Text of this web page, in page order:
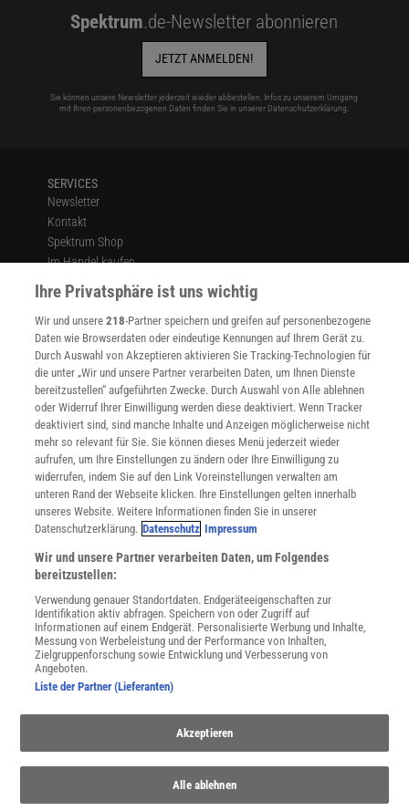
Spektrum.de-Newsletter abonnieren
JETZT ANMELDEN!
Sie können unsere Newsletter jederzeit wieder abbestellen. Infos zu unserem Umgang
mit Ihren personenbezogenen Daten finden Sie in unserer Datenschutzerklärung.
SERVICES
Newsletter
Kontakt
Spektrum Shop
Im Handel kaufen
Presse
Verträge kündigen
Widerruf
INFO
Mediadaten
Datenschutz
Nutzungsbedingungen
Cookie-Einstellungen
Utiq verwalten
Nutzungsbasierte Onlinewerbung
Alle Artikel
Impressum
Angebote für Schulen
Angebote für Institutionen
Sprachen lernen mit Gymglish
Lexika
Für Spektrum schreiben
Zugänglichkeitserklärung
WEBSEITEN
KielSCN
Wissenschaft in die Schulen
SciLogs
Ihre Privatsphäre ist uns wichtig
Wir und unsere218-Partner speichern und greifen auf personenbezogene
Daten wie Browserdaten oder eindeutige Kennungen auf Ihrem Gerät zu.
Durch Auswahl von Akzeptieren aktivieren Sie Tracking-Technologien für
die unter „Wir und unsere Partner verarbeiten Daten, um Ihnen Dienste
bereitzustellen“ aufgeführten Zwecke. Durch Auswahl von Alle ablehnen
oder Widerruf Ihrer Einwilligung werden diese deaktiviert. Wenn Tracker
deaktiviert sind, sind manche Inhalte und Anzeigen möglicherweise nicht
mehr so relevant für Sie. Sie können dieses Menü jederzeit wieder
aufrufen, um Ihre Einstellungen zu ändern oder Ihre Einwilligung zu
widerrufen, indem Sie auf den Link Voreinstellungen verwalten am
unteren Rand der Webseite klicken. Ihre Einstellungen gelten innerhalb
unseres Website. Weitere Informationen finden Sie in unserer
Datenschutzerklärung. Datenschutz Impressum
Wir und unsere Partner verarbeiten Daten, um Folgendes
bereitzustellen:
Verwendung genauer Standortdaten. Endgeräteeigenschaften zur
Identifikation aktiv abfragen. Speichern von oder Zugriff auf
Informationen auf einem Endgerät. Personalisierte Werbung und Inhalte,
Messung von Werbeleistung und der Performance von Inhalten,
Zielgruppenforschung sowie Entwicklung und Verbesserung von
Angeboten.
Liste der Partner (Lieferanten)
Akzeptieren
Alle ablehnen